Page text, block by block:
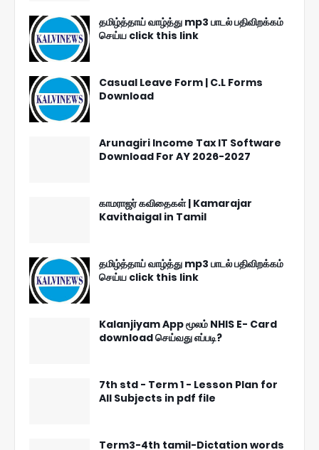
தமிழ்த்தாய் வாழ்த்து mp3 பாடல் பதிவிறக்கம்
செய்ய click this link
Casual Leave Form | C.L Forms
Download
Arunagiri Income Tax IT Software
Download For AY 2026-2027
காமராஜர் கவிதைகள் | Kamarajar
Kavithaigal in Tamil
தமிழ்த்தாய் வாழ்த்து mp3 பாடல் பதிவிறக்கம்
செய்ய click this link
Kalanjiyam App மூலம் NHIS E- Card
download செய்வது எப்படி?
7th std - Term 1 - Lesson Plan for
All Subjects in pdf file
Term3-4th tamil-Dictation words